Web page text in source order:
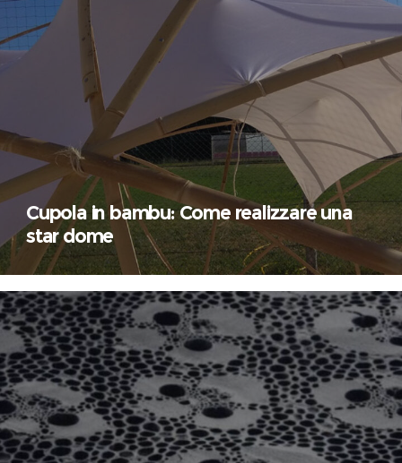
Cupola in bambu: Come realizzare una
star dome